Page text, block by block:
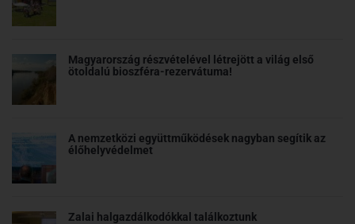
Magyarország részvételével létrejött a világ első
ötoldalú bioszféra-rezervátuma!
A nemzetközi együttműködések nagyban segítik az
élőhelyvédelmet
Zalai halgazdálkodókkal találkoztunk